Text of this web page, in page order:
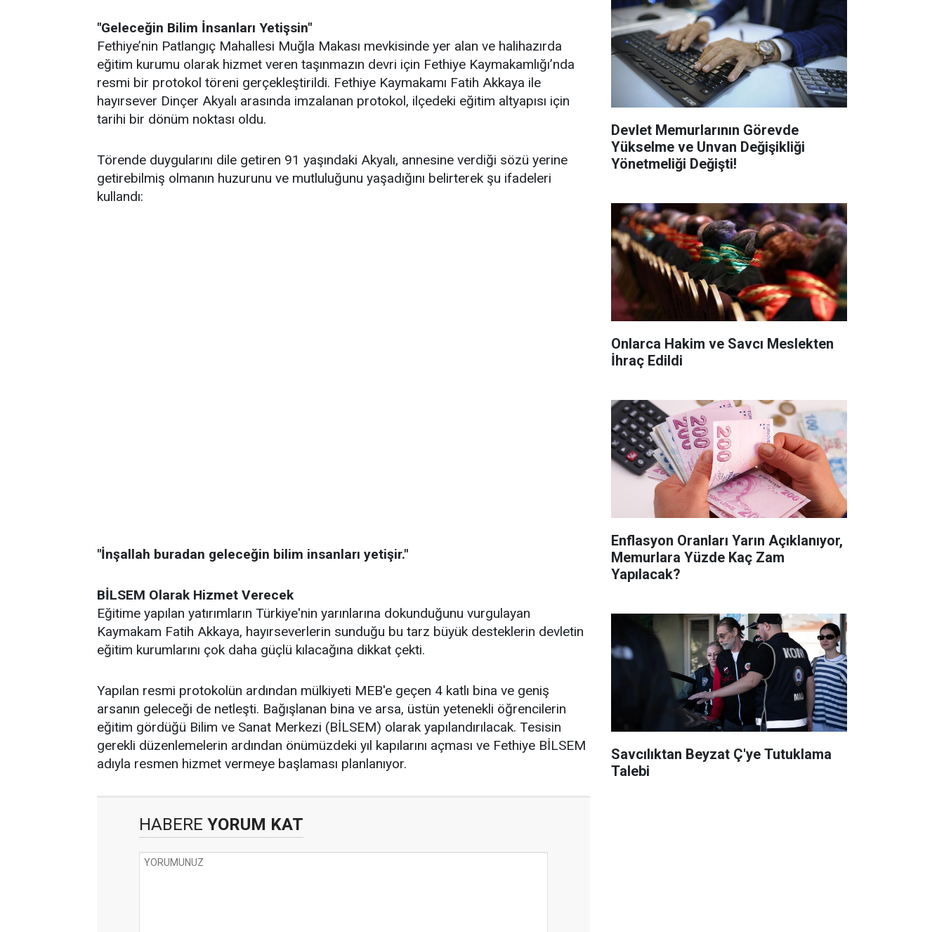
"Geleceğin Bilim İnsanları Yetişsin"
Fethiye’nin Patlangıç Mahallesi Muğla Makası mevkisinde yer alan ve halihazırda
eğitim kurumu olarak hizmet veren taşınmazın devri için Fethiye Kaymakamlığı’nda
resmi bir protokol töreni gerçekleştirildi. Fethiye Kaymakamı Fatih Akkaya ile
hayırsever Dinçer Akyalı arasında imzalanan protokol, ilçedeki eğitim altyapısı için
tarihi bir dönüm noktası oldu.
Törende duygularını dile getiren 91 yaşındaki Akyalı, annesine verdiği sözü yerine
getirebilmiş olmanın huzurunu ve mutluluğunu yaşadığını belirterek şu ifadeleri
kullandı:
"İnşallah buradan geleceğin bilim insanları yetişir."
BİLSEM Olarak Hizmet Verecek
Eğitime yapılan yatırımların Türkiye'nin yarınlarına dokunduğunu vurgulayan
Kaymakam Fatih Akkaya, hayırseverlerin sunduğu bu tarz büyük desteklerin devletin
eğitim kurumlarını çok daha güçlü kılacağına dikkat çekti.
Yapılan resmi protokolün ardından mülkiyeti MEB'e geçen 4 katlı bina ve geniş
arsanın geleceği de netleşti. Bağışlanan bina ve arsa, üstün yetenekli öğrencilerin
eğitim gördüğü Bilim ve Sanat Merkezi (BİLSEM) olarak yapılandırılacak. Tesisin
gerekli düzenlemelerin ardından önümüzdeki yıl kapılarını açması ve Fethiye BİLSEM
adıyla resmen hizmet vermeye başlaması planlanıyor.
HABERE YORUM KAT
Devlet Memurlarının Görevde
Yükselme ve Unvan Değişikliği
Yönetmeliği Değişti!
Onlarca Hakim ve Savcı Meslekten
İhraç Edildi
Enflasyon Oranları Yarın Açıklanıyor,
Memurlara Yüzde Kaç Zam
Yapılacak?
Savcılıktan Beyzat Ç'ye Tutuklama
Talebi